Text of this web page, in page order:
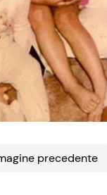
precedente